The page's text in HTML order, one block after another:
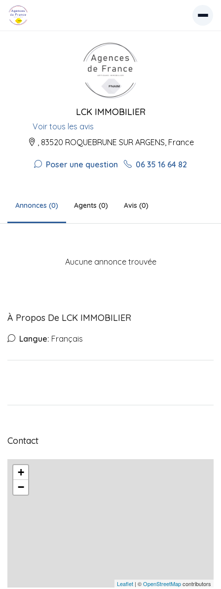
LCK IMMOBILIER
Voir tous les avis
, 83520 ROQUEBRUNE SUR ARGENS, France
Poser une question 06 35 16 64 82
Annonces (0) Agents (0) Avis (0)
Aucune annonce trouvée
À Propos De LCK IMMOBILIER
Langue: Français
Contact
+
−
Leaflet | ©OpenStreetMapcontributors